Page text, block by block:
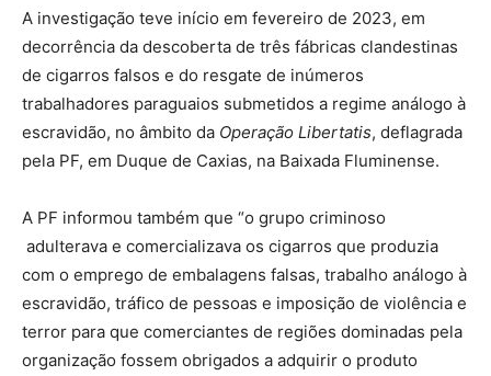
A investigação teve início em fevereiro de 2023, em
decorrência da descoberta de três fábricas clandestinas
de cigarros falsos e do resgate de inúmeros
trabalhadores paraguaios submetidos a regime análogo à
escravidão, no âmbito da Operação Libertatis, deflagrada
pela PF, em Duque de Caxias, na Baixada Fluminense.
A PF informou também que “o grupo criminoso
adulterava e comercializava os cigarros que produzia
com o emprego de embalagens falsas, trabalho análogo à
escravidão, tráfico de pessoas e imposição de violência e
terror para que comerciantes de regiões dominadas pela
organização fossem obrigados a adquirir o produto